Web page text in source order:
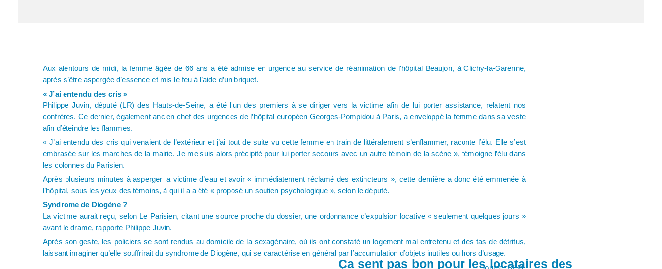
Aux alentours de midi, la femme âgée de 66 ans a été admise en urgence au service de réanimation de l’hôpital Beaujon, à Clichy-la-Garenne,
après s’être aspergée d’essence et mis le feu à l’aide d’un briquet.
« J’ai entendu des cris »
Philippe Juvin, député (LR) des Hauts-de-Seine, a été l’un des premiers à se diriger vers la victime afin de lui porter assistance, relatent nos
confrères. Ce dernier, également ancien chef des urgences de l’hôpital européen Georges-Pompidou à Paris, a enveloppé la femme dans sa veste
afin d’éteindre les flammes.
« J’ai entendu des cris qui venaient de l’extérieur et j’ai tout de suite vu cette femme en train de littéralement s’enflammer, raconte l’élu. Elle s’est
embrasée sur les marches de la mairie. Je me suis alors précipité pour lui porter secours avec un autre témoin de la scène », témoigne l’élu dans
les colonnes du Parisien.
Après plusieurs minutes à asperger la victime d’eau et avoir « immédiatement réclamé des extincteurs », cette dernière a donc été emmenée à
l’hôpital, sous les yeux des témoins, à qui il a a été « proposé un soutien psychologique », selon le député.
Syndrome de Diogène ?
La victime aurait reçu, selon Le Parisien, citant une source proche du dossier, une ordonnance d’expulsion locative « seulement quelques jours »
avant le drame, rapporte Philippe Juvin.
Après son geste, les policiers se sont rendus au domicile de la sexagénaire, où ils ont constaté un logement mal entretenu et des tas de détritus,
laissant imaginer qu’elle souffrirait du syndrome de Diogène, qui se caractérise en général par l’accumulation d’objets inutiles ou hors d’usage.
Source: BFM
Ça sent pas bon pour les locataires des